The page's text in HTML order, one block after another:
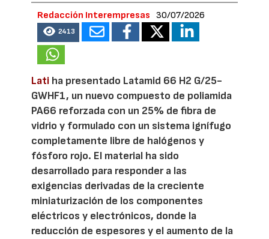
Redacción Interempresas 30/07/2026
2413
Lati ha presentado Latamid 66 H2 G/25-
GWHF1, un nuevo compuesto de poliamida
PA66 reforzada con un 25% de fibra de
vidrio y formulado con un sistema ignífugo
completamente libre de halógenos y
fósforo rojo. El material ha sido
desarrollado para responder a las
exigencias derivadas de la creciente
miniaturización de los componentes
eléctricos y electrónicos, donde la
reducción de espesores y el aumento de la